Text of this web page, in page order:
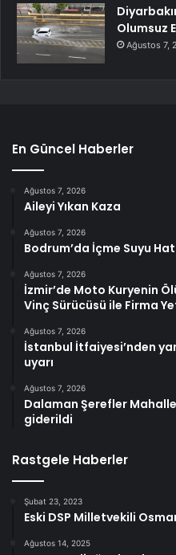
Olumsuz
Ağustos 7,
En Güncel Haberler
Ağustos 7, 2026
Aileyi Yıkan Kaza
Ağustos 7, 2026
Bodrum’da İçme Suyu
Ağustos 7, 2026
İzmir’de Moto Kuryenin
Vinç Sürücüsü ile Firma
Ağustos 7, 2026
İstanbul İtfaiyesi’nden
uyarı
Ağustos 7, 2026
Dalaman Şerefler
giderildi
Rastgele Haberler
Şubat 23, 2023
Eski DSP Milletvekili
Ağustos 14, 2025